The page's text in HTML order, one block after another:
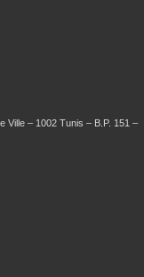
Ville – 1002 Tunis – B.P. 151 –